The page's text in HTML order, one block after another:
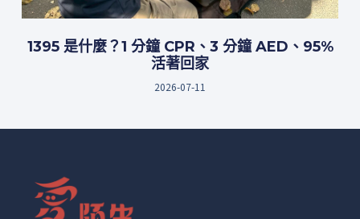
1395 是什麼？1 分鐘 CPR、3 分鐘 AED、95%
活著回家
2026-07-11